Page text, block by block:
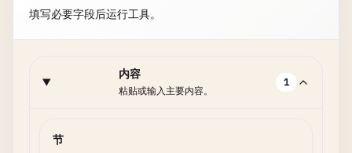
填写必要字段后运行工具。
内容
粘贴或输入主要内容。
1
节